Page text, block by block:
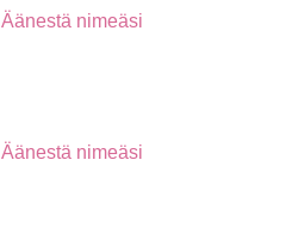
Äänestä nimeäsi
Äänestä nimeäsi